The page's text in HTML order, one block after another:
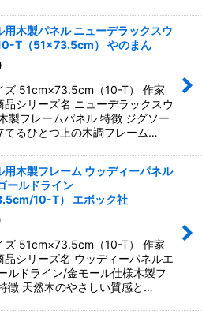
用木製パネル ニューデラックスウ
T（51×73.5cm） やのまん
ズ 51cm×73.5cm（10-T） 作家
品シリーズ名 ニューデラックスウ
製フレームパネル 特徴 ジグソー
てるひとつ上の木調フレーム…
用木製フレーム ウッディーパネル
ールドライン
10-T） エポック社
ズ 51cm×73.5cm（10-T） 作家
品シリーズ名 ウッディーパネルエ
ルドライン/金モール仕様木製フ
徴 天然木のやさしい質感と…